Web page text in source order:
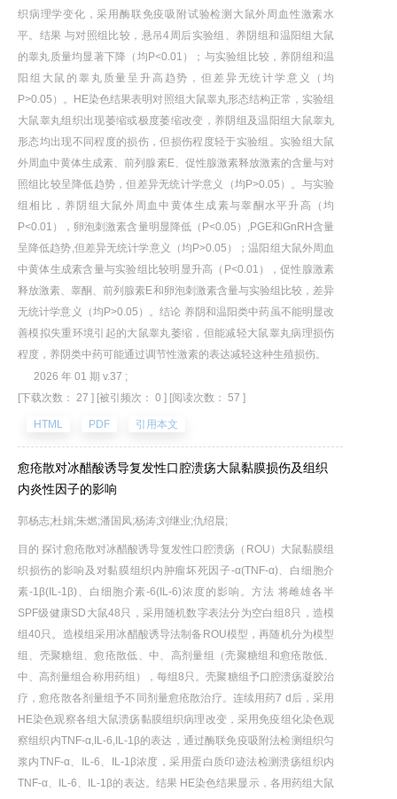
织病理学变化，采用酶联免疫吸附试验检测大鼠外周血性激素水
平。结果 与对照组比较，悬吊4周后实验组、养阴组和温阳组大鼠
的睾丸质量均显著下降（均P<0.01）；与实验组比较，养阴组和温
阳组大鼠的睾丸质量呈升高趋势，但差异无统计学意义（均
P>0.05）。HE染色结果表明对照组大鼠睾丸形态结构正常，实验组
大鼠睾丸组织出现萎缩或极度萎缩改变，养阴组及温阳组大鼠睾丸
形态均出现不同程度的损伤，但损伤程度轻于实验组。实验组大鼠
外周血中黄体生成素、前列腺素E、促性腺激素释放激素的含量与对
照组比较呈降低趋势，但差异无统计学意义（均P>0.05）。与实验
组相比，养阴组大鼠外周血中黄体生成素与睾酮水平升高（均
P<0.01），卵泡刺激素含量明显降低（P<0.05）,PGE和GnRH含量
呈降低趋势,但差异无统计学意义（均P>0.05）；温阳组大鼠外周血
中黄体生成素含量与实验组比较明显升高（P<0.01），促性腺激素
释放激素、睾酮、前列腺素E和卵泡刺激素含量与实验组比较，差异
无统计学意义（均P>0.05）。结论 养阴和温阳类中药虽不能明显改
善模拟失重环境引起的大鼠睾丸萎缩，但能减轻大鼠睾丸病理损伤
程度，养阴类中药可能通过调节性激素的表达减轻这种生殖损伤。
2026 年 01 期 v.37 ;
[下载次数： 27 ] [被引频次： 0 ] [阅读次数： 57 ]
HTML PDF 引用本文
愈疮散对冰醋酸诱导复发性口腔溃疡大鼠黏膜损伤及组织
内炎性因子的影响
郭杨志;杜娟;朱燃;潘国凤;杨涛;刘继业;仇绍晨;
目的 探讨愈疮散对冰醋酸诱导复发性口腔溃疡（ROU）大鼠黏膜组
织损伤的影响及对黏膜组织内肿瘤坏死因子-α(TNF-α)、白细胞介
素-1β(IL-1β)、白细胞介素-6(IL-6)浓度的影响。方法 将雌雄各半
SPF级健康SD大鼠48只，采用随机数字表法分为空白组8只，造模
组40只。造模组采用冰醋酸诱导法制备ROU模型，再随机分为模型
组、壳聚糖组、愈疮散低、中、高剂量组（壳聚糖组和愈疮散低、
中、高剂量组合称用药组），每组8只。壳聚糖组予口腔溃疡凝胶治
疗，愈疮散各剂量组予不同剂量愈疮散治疗。连续用药7 d后，采用
HE染色观察各组大鼠溃疡黏膜组织病理改变，采用免疫组化染色观
察组织内TNF-α,IL-6,IL-1β的表达，通过酶联免疫吸附法检测组织匀
浆内TNF-α、IL-6、IL-1β浓度，采用蛋白质印迹法检测溃疡组织内
TNF-α、IL-6、IL-1β的表达。结果 HE染色结果显示，各用药组大鼠